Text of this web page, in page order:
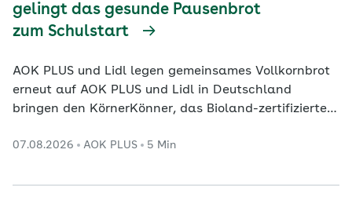
gelingt das gesunde Pausenbrot
zum Schulstart
AOK PLUS und Lidl legen gemeinsames Vollkornbrot
erneut auf AOK PLUS und Lidl in Deutschland
bringen den KörnerKönner, das Bioland-zertifizierte
Das 500-Gramm-Brot ist vom 10. bis 15. August in
Thüringen erhältlich. Die AOK PLUS und der
07.08.2026 AOK PLUS 5 Min